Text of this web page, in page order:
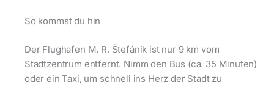
So kommst du hin
Der Flughafen M. R. Štefánik ist nur 9 km vom
Stadtzentrum entfernt. Nimm den Bus (ca. 35 Minuten)
oder ein Taxi, um schnell ins Herz der Stadt zu